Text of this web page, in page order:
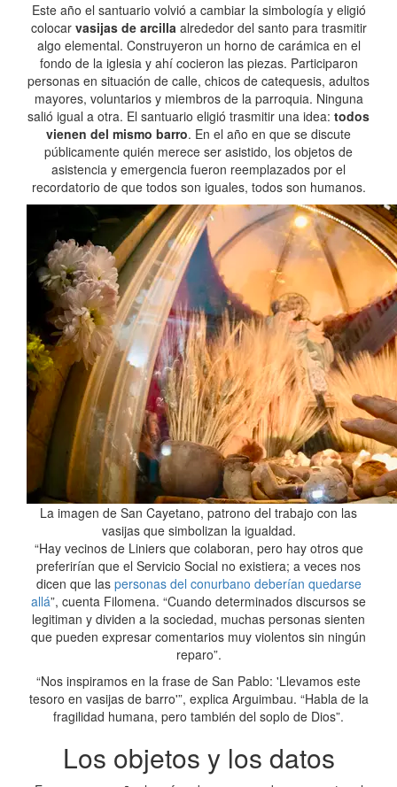
Este año el santuario volvió a cambiar la simbología y eligió
colocar vasijas de arcillaalrededor del santo para trasmitir
algo elemental. Construyeron un horno de carámica en el
fondo de la iglesia y ahí cocieron las piezas. Participaron
personas en situación de calle, chicos de catequesis, adultos
mayores, voluntarios y miembros de la parroquia. Ninguna
salió igual a otra. El santuario eligió trasmitir una idea: todos
vienen del mismo barro. En el año en que se discute
públicamente quién merece ser asistido, los objetos de
asistencia y emergencia fueron reemplazados por el
recordatorio de que todos son iguales, todos son humanos.
La imagen de San Cayetano, patrono del trabajo con las
vasijas que simbolizan la igualdad.
“Hay vecinos de Liniers que colaboran, pero hay otros que
preferirían que el Servicio Social no existiera; a veces nos
dicen que las personas del conurbano deberían quedarse
allá”, cuenta Filomena. “Cuando determinados discursos se
legitiman y dividen a la sociedad, muchas personas sienten
que pueden expresar comentarios muy violentos sin ningún
reparo”.
“Nos inspiramos en la frase de San Pablo: 'Llevamos este
tesoro en vasijas de barro'”, explica Arguimbau. “Habla de la
fragilidad humana, pero también del soplo de Dios”.
Los objetos y los datos